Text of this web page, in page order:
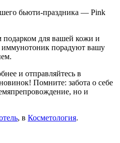
бьюти-праздника — Pink
подарком для вашей кожи и
порадуют вашу
и отправляйтесь в
Помните: забота о себе
но и
, в Косметология.